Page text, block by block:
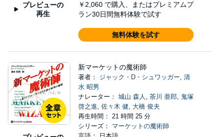
プレビューの
再生
￥2,060 で購入、またはプレミアムプ
ラン30日間無料体験で試す
無料体験を試す
新マーケットの魔術師
著者： ジャック・D・シュワッガー, 清
水 昭男
ナレーター： 城山 森人 , 茶川 亜郎, 鬼塚
啓之進, 佐々木 健, 大橋 俊夫
再生時間： 21 時間 25 分
シリーズ： マーケットの魔術師